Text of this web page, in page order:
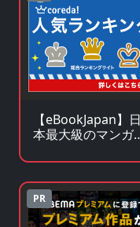
【eBookJapan】日
本最大級のマンガ
イト
PR